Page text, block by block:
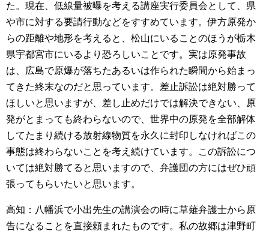
た。現在、低線量被曝を考える講座実行委員会として、県
や市に対する要請行動などをすすめています。伊方原発か
らの距離や地形を考えると、松山にいることのほうが栃木
県宇都宮市にいるより恐ろしいことです。実は原発事故
は、広島で原爆が落ちたあるいは作られた瞬間から始まっ
てきた終末なのだと思っています。差止訴訟は絶対勝って
ほしいと思いますが、差し止めだけでは解決できない、原
発がとまっても終わらないので、世界中の原発を全部解体
してたまり続ける放射線物質を永久に封印しなければこの
事態は終わらないことを考え続けています。この訴訟につ
いては絶対勝てると思いますので、弁護団の方にはぜひ頑
張ってもらいたいと思います。
高知：八幡浜で小出先生の講演会の時に草薙弁護士から原
告になることを直接頼まれたものです。私の故郷は津野町